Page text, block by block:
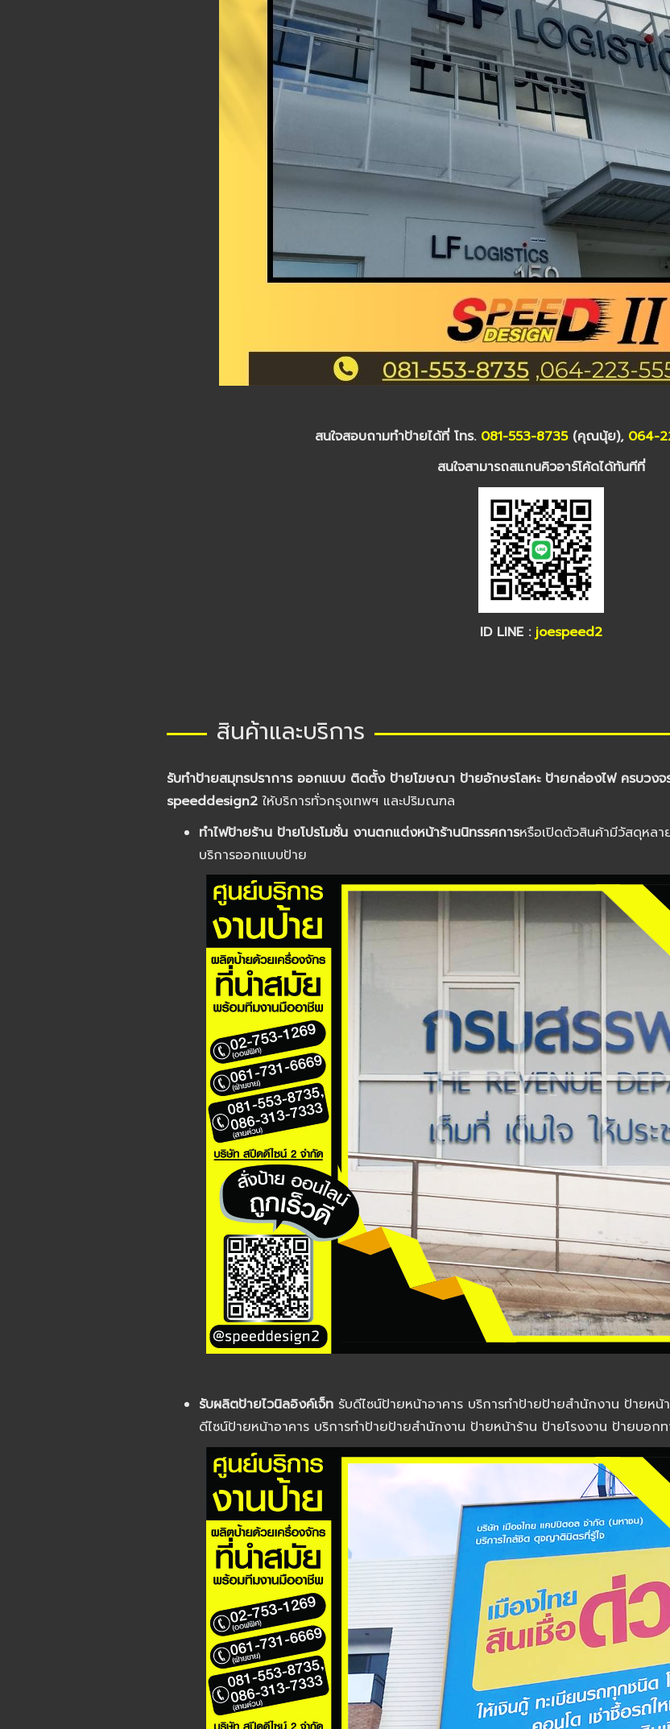
สนใจสอบถามทำป้ายได้ที่ โทร. 081-553-8735(คุณนุ้ย), 064-
สนใจสามารถสแกนคิวอาร์โค้ดได้ทันทีที่
ID LINE :joespeed2
สินค้าและบริการ
รับทำป้ายสมุทรปราการ ออกแบบ ติดตั้ง ป้ายโฆษณา ป้ายอักษรโลหะ ป้ายกล่องไฟ ครบวงจ
speeddesign2ให้บริการทั่วกรุงเทพฯ และปริมณฑล
ทำไฟป้ายร้าน ป้ายโปรโมชั่น งานตกแต่งหน้าร้านนิทรรศการหรือเปิดตัวสินค้ามีวัสดุหลา
บริการออกแบบป้าย
รับผลิตป้ายไวนิลอิงค์เจ็ท รับดีไซน์ป้ายหน้าอาคาร บริการทำป้ายป้ายสำนักงาน ป้ายห
ดีไซน์ป้ายหน้าอาคาร บริการทำป้ายป้ายสำนักงาน ป้ายหน้าร้าน ป้ายโรงงาน ป้ายบอกท